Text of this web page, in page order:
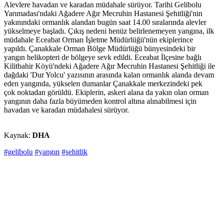
Alevlere havadan ve karadan müdahale sürüyor. Tarihi Gelibolu
Yarımadası'ndaki Ağadere Ağır Mecruhin Hastanesi Şehitliği'nin
yakınındaki ormanlık alandan bugün saat 14.00 sıralarında alevler
yükselmeye başladı. Çıkış nedeni henüz belirlenemeyen yangına, ilk
müdahale Eceabat Orman İşletme Müdürlüğü'nün ekiplerince
yapıldı. Çanakkale Orman Bölge Müdürlüğü bünyesindeki bir
yangın helikopteri de bölgeye sevk edildi. Eceabat İlçesine bağlı
Kilitbahir Köyü'ndeki Ağadere Ağır Mecruhin Hastanesi Şehitliği ile
dağdaki 'Dur Yolcu' yazısının arasında kalan ormanlık alanda devam
eden yangında, yükselen dumanlar Çanakkale merkezindeki pek
çok noktadan görüldü. Ekiplerin, askeri alana da yakın olan orman
yangının daha fazla büyümeden kontrol altına alınabilmesi için
havadan ve karadan müdahalesi sürüyor.
Kaynak: DHA
#gelibolu #yangın #şehitlik